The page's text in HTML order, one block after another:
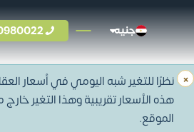
جنيه
× نظرًا للتغير شبه اليومي في أسعار
هذه الأسعار تقريبية وهذا التغير
الموقع.